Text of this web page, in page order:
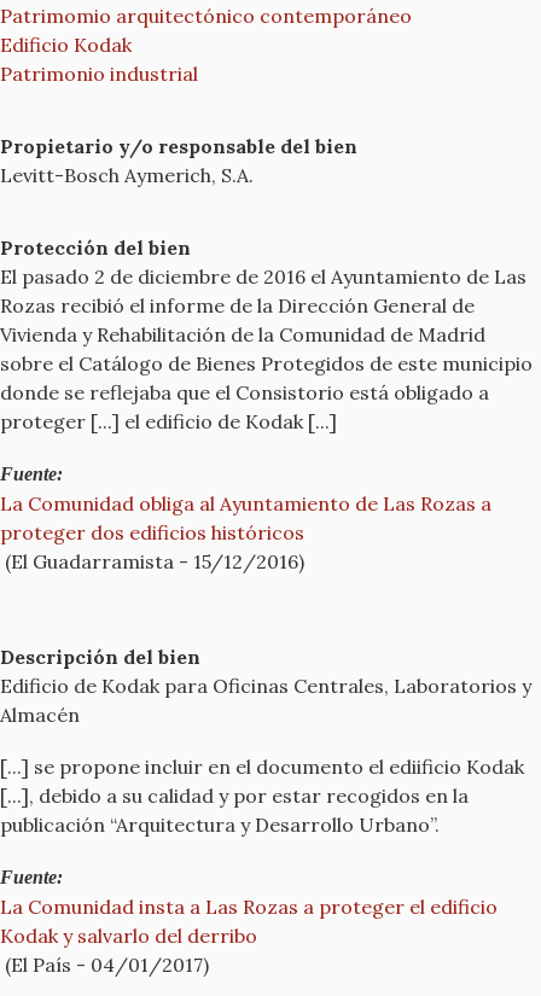
Patrimomio arquitectónico contemporáneo
Edificio Kodak
Patrimonio industrial
Propietario y/o responsable del bien
Levitt-Bosch Aymerich, S.A.
Protección del bien
El pasado 2 de diciembre de 2016 el Ayuntamiento de Las
Rozas recibió el informe de la Dirección General de
Vivienda y Rehabilitación de la Comunidad de Madrid
sobre el Catálogo de Bienes Protegidos de este municipio
donde se reflejaba que el Consistorio está obligado a
proteger [...] el edificio de Kodak [...]
Fuente:
La Comunidad obliga al Ayuntamiento de Las Rozas a
proteger dos edificios históricos
(El Guadarramista - 15/12/2016)
Descripción del bien
Edificio de Kodak para Oficinas Centrales, Laboratorios y
Almacén
[...] se propone incluir en el documento el ediificio Kodak
[...], debido a su calidad y por estar recogidos en la
publicación “Arquitectura y Desarrollo Urbano”.
Fuente:
La Comunidad insta a Las Rozas a proteger el edificio
Kodak y salvarlo del derribo
(El País - 04/01/2017)